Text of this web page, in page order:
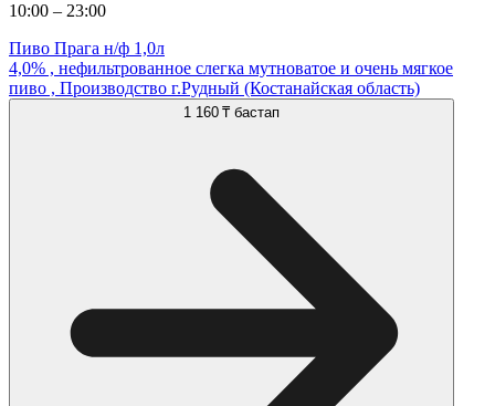
10:00 – 23:00
Пиво Прага н/ф 1,0л
4,0% , нефильтрованное слегка мутноватое и очень мягкое
пиво , Производство г.Рудный (Костанайская область)
1 160 ₸ бастап